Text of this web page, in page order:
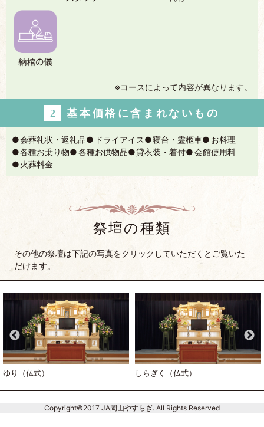
※コースによって内容が異なります。
2 基本価格に含まれないもの
会葬礼状・返礼品 ドライアイス 寝台・霊柩車
お料理
各種お乗り物
各種お供物品 貸衣装・着付
会館使用料
火葬料金
祭壇の種類
その他の祭壇は下記の写真をクリックしていただくとご覧いた
だけます。
ゆり（仏式） しらぎく（仏式）
Copyright©2017 JA岡山やすらぎ. All Rights Reserved